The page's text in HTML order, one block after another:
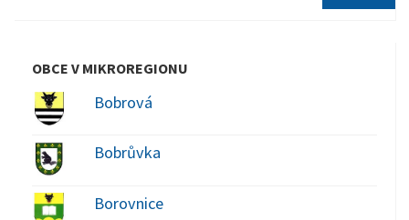
OBCE V MIKROREGIONU
Bobrová
Bobrůvka
Borovnice